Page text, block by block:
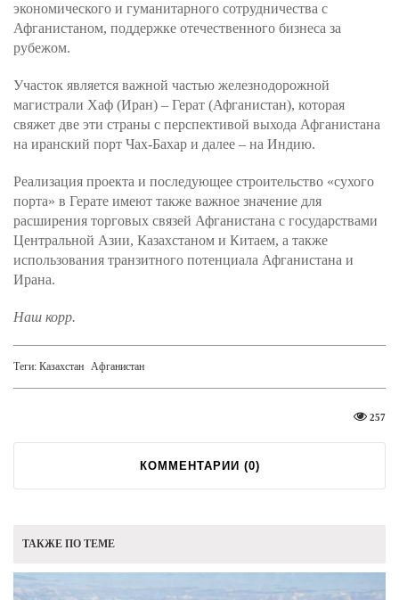
экономического и гуманитарного сотрудничества с
Афганистаном, поддержке отечественного бизнеса за
рубежом.
Участок является важной частью железнодорожной
магистрали Хаф (Иран) – Герат (Афганистан), которая
свяжет две эти страны с перспективой выхода Афганистана
на иранский порт Чах-Бахар и далее – на Индию.
Реализация проекта и последующее строительство «сухого
порта» в Герате имеют также важное значение для
расширения торговых связей Афганистана с государствами
Центральной Азии, Казахстаном и Китаем, а также
использования транзитного потенциала Афганистана и
Ирана.
Наш корр.
Теги: Казахстан Афганистан
257
КОММЕНТАРИИ (0)
ТАКЖЕ ПО ТЕМЕ